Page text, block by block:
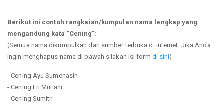
Berikut ini contoh rangkaian/kumpulan nama lengkap yang
mengandung kata "Cening":
(Semua nama dikumpulkan dari sumber terbuka di internet. Jika Anda
ingin menghapus nama di bawah silakan isi form di sini)
- Cening Ayu Sumenasih
- Cening Eri Muliani
- Cening Sumitri